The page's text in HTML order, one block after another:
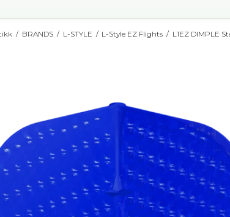
/ BRANDS / L-STYLE / L-Style EZ Flights / L1EZ DIMPLE